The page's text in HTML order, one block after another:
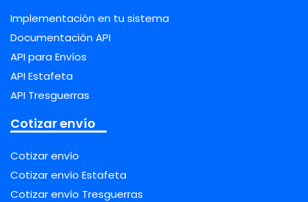
Implementación en tu sistema
Documentación API
API para Envíos
API Estafeta
API Tresguerras
Cotizar envío
Cotizar envío
Cotizar envío Estafeta
Cotizar envío Tresguerras